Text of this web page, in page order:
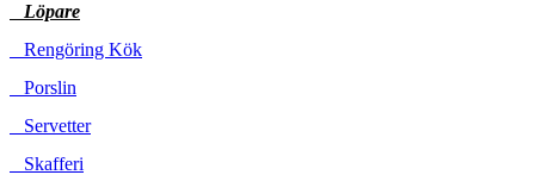
Löpare
Rengöring Kök
Porslin
Servetter
Skafferi